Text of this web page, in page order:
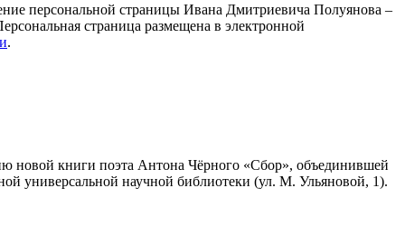
персональной страницы Ивана Дмитриевича Полуянова –
страница размещена в электронной
.
новой книги поэта Антона Чёрного «Сбор», объединившей
универсальной научной библиотеки (ул. М. Ульяновой, 1).